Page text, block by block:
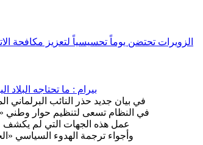
الزويرات تحتضن يوماً تحسيسياً لتعزيز مكافحة
بيرام : ما تحتاجه
في بيان جديد حذر النائب البرلماني
في النظام تسعى لتنظيم حوار وطني
عمل هذه الجهات التي لم يكشف
وأجواء ترجمة الهدوء السياسي